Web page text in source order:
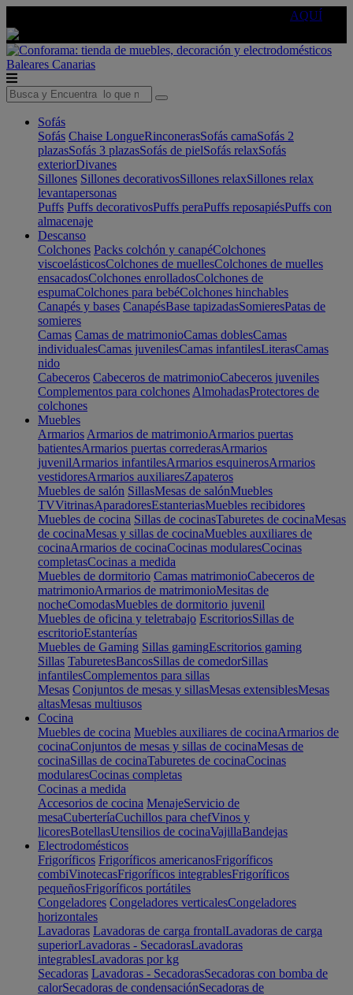
AQUÍ
Baleares Canarias
Sofás
Sofás Chaise LongueRinconerasSofás camaSofás 2
plazasSofás 3 plazasSofás de pielSofás relaxSofás
exteriorDivanes
Sillones Sillones decorativosSillones relaxSillones relax
levantapersonas
Puffs Puffs decorativosPuffs peraPuffs reposapiésPuffs con
almacenaje
Descanso
Colchones Packs colchón y canapéColchones
viscoelásticosColchones de muellesColchones de muelles
ensacadosColchones enrolladosColchones de
espumaColchones para bebéColchones hinchables
Canapés y bases CanapésBase tapizadasSomieresPatas de
somieres
Camas Camas de matrimonioCamas doblesCamas
individualesCamas juvenilesCamas infantilesLiterasCamas
nido
Cabeceros Cabeceros de matrimonioCabeceros juveniles
Complementos para colchones AlmohadasProtectores de
colchones
Muebles
Armarios Armarios de matrimonioArmarios puertas
batientesArmarios puertas correderasArmarios
juvenilArmarios infantilesArmarios esquinerosArmarios
vestidoresArmarios auxiliaresZapateros
Muebles de salón SillasMesas de salónMuebles
TVVitrinasAparadoresEstanteriasMuebles recibidores
Muebles de cocina Sillas de cocinasTaburetes de cocinaMesas
de cocinaMesas y sillas de cocinaMuebles auxiliares de
cocinaArmarios de cocinaCocinas modularesCocinas
completasCocinas a medida
Muebles de dormitorio Camas matrimonioCabeceros de
matrimonioArmarios de matrimonioMesitas de
nocheComodasMuebles de dormitorio juvenil
Muebles de oficina y teletrabajo EscritoriosSillas de
escritorioEstanterías
Muebles de Gaming Sillas gamingEscritorios gaming
Sillas TaburetesBancosSillas de comedorSillas
infantilesComplementos para sillas
Mesas Conjuntos de mesas y sillasMesas extensiblesMesas
altasMesas multiusos
Cocina
Muebles de cocina Muebles auxiliares de cocinaArmarios de
cocinaConjuntos de mesas y sillas de cocinaMesas de
cocinaSillas de cocinaTaburetes de cocinaCocinas
modularesCocinas completas
Cocinas a medida
Accesorios de cocina MenajeServicio de
mesaCuberteríaCuchillos para chefVinos y
licoresBotellasUtensilios de cocinaVajillaBandejas
Electrodomésticos
Frigoríficos Frigoríficos americanosFrigoríficos
combiVinotecasFrigoríficos integrablesFrigoríficos
pequeñosFrigoríficos portátiles
Congeladores Congeladores verticalesCongeladores
horizontales
Lavadoras Lavadoras de carga frontalLavadoras de carga
superiorLavadoras - SecadorasLavadoras
integrablesLavadoras por kg
Secadoras Lavadoras - SecadorasSecadoras con bomba de
calorSecadoras de condensaciónSecadoras de